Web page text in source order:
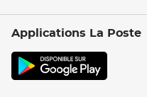
Applications La Poste